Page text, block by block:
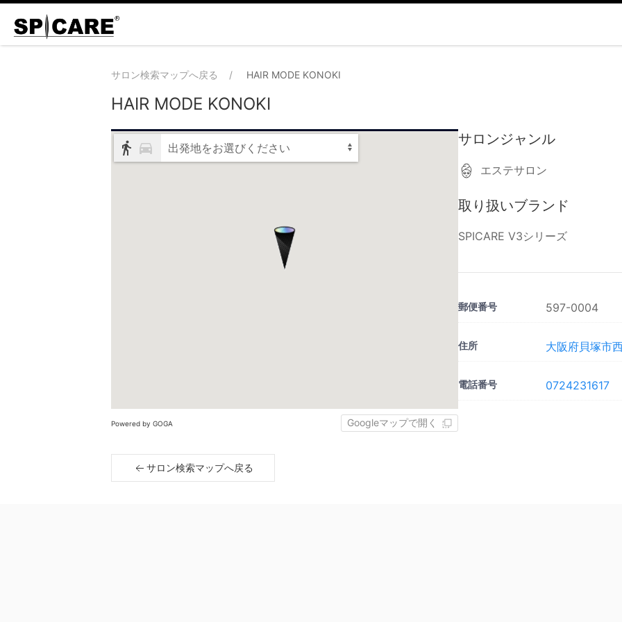
サロン検索マップへ戻る HAIR MODE KONOKI
HAIR MODE KONOKI
出発地をお選びください
Powered by GOGA Googleマップで開く
サロンジャンル
エステサロン
取り扱いブランド
SPICARE V3シリーズ
郵便番号 597-0004
住所 大阪府貝塚市
電話番号 0724231617
サロン検索マップへ戻る